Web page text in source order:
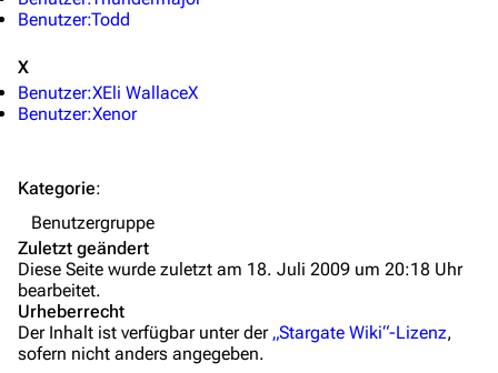
Autorenportal
Letzte Änderungen
FAQ
Anfragen
Administrations-Übersicht
Vandalismus melden
Benutzer:Todd
X
Benutzer:XEli WallaceX
Benutzer:Xenor
Kategorie:
Benutzergruppe
Zuletzt geändert
Diese Seite wurde zuletzt am 18. Juli 2009 um 20:18 Uhr
bearbeitet.
Urheberrecht
Der Inhalt ist verfügbar unter der „Stargate Wiki“-Lizenz,
sofern nicht anders angegeben.